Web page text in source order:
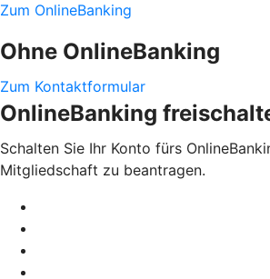
Zum OnlineBanking
Ohne OnlineBanking
Zum Kontaktformular
OnlineBanking
Schalten Sie Ihr Konto fürs
Mitgliedschaft zu beantragen.